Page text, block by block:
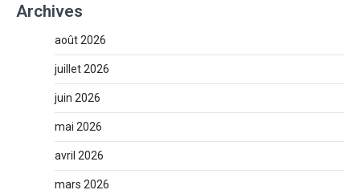
Archives
août 2026
juillet 2026
juin 2026
mai 2026
avril 2026
mars 2026